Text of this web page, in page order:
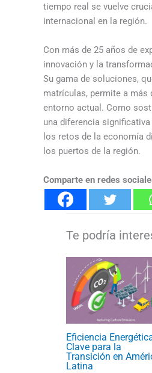
tiempo real se vuelve
internacional en la región.
Con más de 25 años de
innovación y la
Su gama de soluciones,
matrículas, permite a más
entorno actual. Como
una diferencia
los retos de la economía
los puertos de la región.
Comparte en redes
Eficiencia
Clave para la
Transición en
Latina